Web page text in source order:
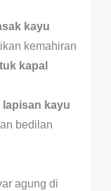
kayu
kemahiran
kapal
lapisan kayu
bedilan
agung di